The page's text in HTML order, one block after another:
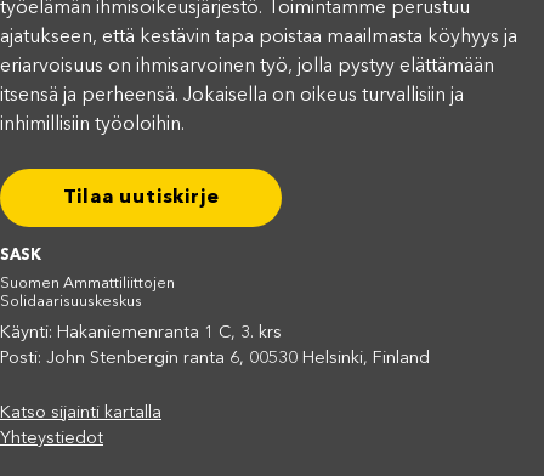
työelämän ihmisoikeusjärjestö. Toimintamme perustuu
ajatukseen, että kestävin tapa poistaa maailmasta köyhyys ja
eriarvoisuus on ihmisarvoinen työ, jolla pystyy elättämään
itsensä ja perheensä. Jokaisella on oikeus turvallisiin ja
inhimillisiin työoloihin.
Tilaa uutiskirje
SASK
Suomen Ammattiliittojen
Solidaarisuuskeskus
Käynti: Hakaniemenranta 1 C, 3. krs
Posti: John Stenbergin ranta 6, 00530 Helsinki, Finland
Katso sijainti kartalla
Yhteystiedot